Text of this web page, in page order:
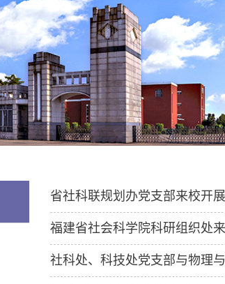
省社科联规划办党支部来校开
福建省社会科学院科研组织处
社科处、科技处党支部与物理